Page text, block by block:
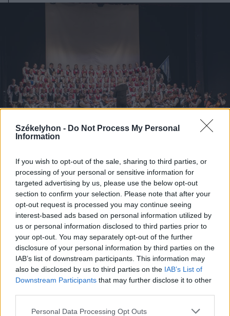
Székelyhon - Do Not Process My Personal
Information
If you wish to opt-out of the sale, sharing to third parties, or
processing of your personal or sensitive information for
targeted advertising by us, please use the below opt-out
section to confirm your selection. Please note that after your
opt-out request is processed you may continue seeing
interest-based ads based on personal information utilized by
us or personal information disclosed to third parties prior to
your opt-out. You may separately opt-out of the further
disclosure of your personal information by third parties on the
IAB’s list of downstream participants. This information may
also be disclosed by us to third parties on the IAB’s List of
Downstream Participants that may further disclose it to other
Personal Data Processing Opt Outs
2024. január 21., vasárnap
Akik érdemben tettek
Udvarhelyszék kultúrájáért